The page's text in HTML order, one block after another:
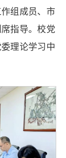
组成员、市
指导。校党
理论学习中